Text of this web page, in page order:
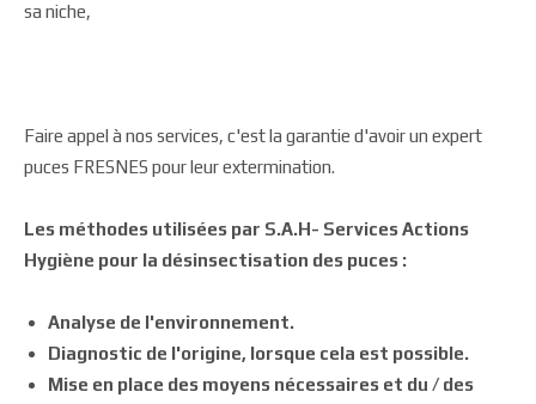
sa niche,
Faire appel à nos services, c'est la garantie d'avoir un expert
puces FRESNES pour leur extermination.
Les méthodes utilisées par S.A.H- Services Actions
Hygiène pour la désinsectisation des puces :
Analyse de l'environnement.
Diagnostic de l'origine, lorsque cela est possible.
Mise en place des moyens nécessaires et du / des